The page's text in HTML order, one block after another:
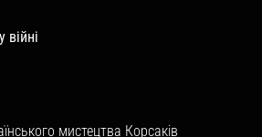
війні
мистецтва Корсаків